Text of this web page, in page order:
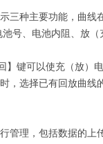
三种主要功能，曲
号、电池内阻、放
】键可以使充（放）
，选择已有回放曲
管理，包括数据的上